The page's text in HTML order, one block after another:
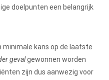
doelpunten een belangrijk
kans op de laatste
gevalgewonnen worden
zijn dus aanwezig voor